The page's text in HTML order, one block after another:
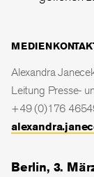
Alexandra
Leitung Presse-
+49 (0)176
Berlin, 3.